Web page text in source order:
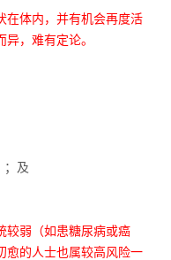
在体内，并有机会再度活
，难有定论。
；及
较弱（如患糖尿病或癌
愈的人士也属较高风险一